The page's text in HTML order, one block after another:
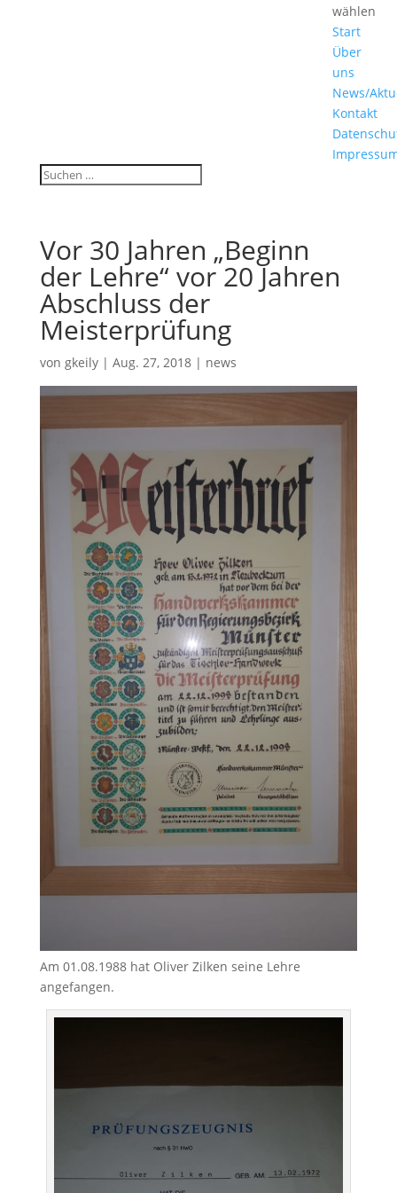
wählen
Start
Über
uns
News/
Kontakt
Vor 30 Jahren „Beginn
der Lehre“ vor 20 Jahren
Abschluss der
Meisterprüfung
von gkeily| Aug. 27, 2018| news
Am 01.08.1988 hat Oliver Zilken seine Lehre
angefangen.